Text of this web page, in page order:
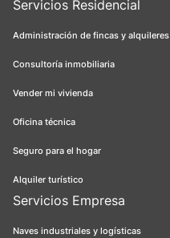
Servicios Residencial
Administración de fincas y alquileres
Consultoría inmobiliaria
Vender mi vivienda
Oficina técnica
Seguro para el hogar
Alquiler turístico
Servicios Empresa
Naves industriales y logísticas